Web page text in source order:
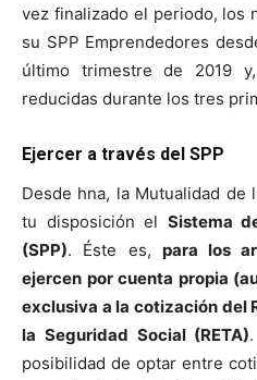
vez finalizado el periodo, los
su SPP Emprendedores
último trimestre de 2019
reducidas durante los tres
Ejercer a través del SPP
Desde hna, la Mutualidad de
tu disposición el Sistema
(SPP). Éste es, para los
ejercen por cuenta propia
exclusiva a la cotización del
la Seguridad Social (RETA)
posibilidad de optar entre